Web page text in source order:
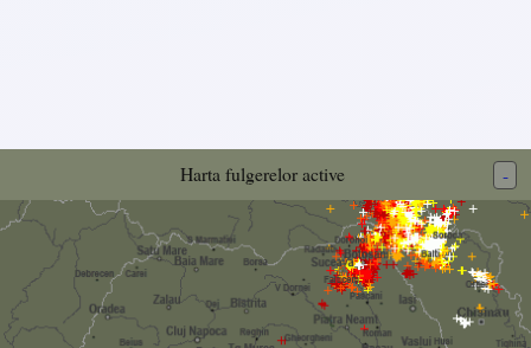
Harta fulgerelor active -